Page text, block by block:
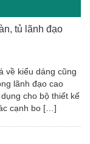
tủ lãnh đạo
về kiểu dáng cũng
lãnh đạo cao
cho bộ thiết kế
cạnh bo […]